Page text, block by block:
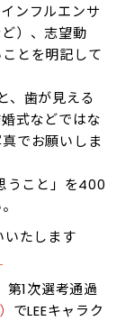
ンフルエンサ
）、志望動
とを明記して
、歯が見える
式などではな
でお願いしま
うこと」を400
たします
第1次選考通過
でLEEキャラク